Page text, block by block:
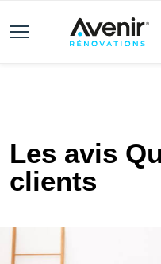
Les avis
clients